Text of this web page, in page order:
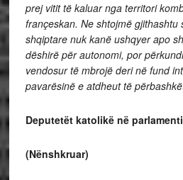
prej vitit të kaluar nga territori
françeskan. Ne shtojmë gjithashtu
shqiptare nuk kanë ushqyer apo
dëshirë për autonomi, por
vendosur të mbrojë deri në fund
pavarësinë e atdheut të
Deputetët katolikë në
(Nënshkruar)